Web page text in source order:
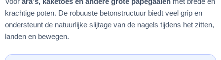
krachtige poten. De robuuste betonstructuur biedt veel grip en
ondersteunt de natuurlijke slijtage van de nagels tijdens het zitten,
landen en bewegen.